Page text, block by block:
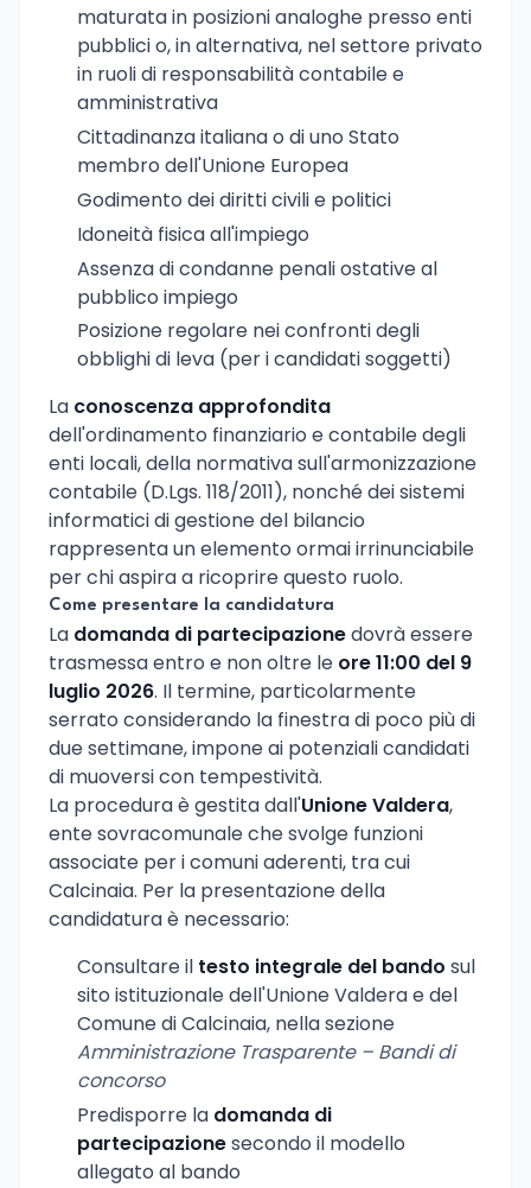
maturata in posizioni analoghe presso enti
pubblici o, in alternativa, nel settore privato
in ruoli di responsabilità contabile e
amministrativa
Cittadinanza italiana o di uno Stato
membro dell'Unione Europea
Godimento dei diritti civili e politici
Idoneità fisica all'impiego
Assenza di condanne penali ostative al
pubblico impiego
Posizione regolare nei confronti degli
obblighi di leva (per i candidati soggetti)
La conoscenza approfondita
dell'ordinamento finanziario e contabile degli
enti locali, della normativa sull'armonizzazione
contabile (D.Lgs. 118/2011), nonché dei sistemi
informatici di gestione del bilancio
rappresenta un elemento ormai irrinunciabile
per chi aspira a ricoprire questo ruolo.
Come presentare la candidatura
La domanda di partecipazionedovrà essere
trasmessa entro e non oltre le ore 11:00 del 9
luglio 2026. Il termine, particolarmente
serrato considerando la finestra di poco più di
due settimane, impone ai potenziali candidati
di muoversi con tempestività.
La procedura è gestita dall'Unione Valdera,
ente sovracomunale che svolge funzioni
associate per i comuni aderenti, tra cui
Calcinaia. Per la presentazione della
candidatura è necessario:
Consultare il testo integrale del bando sul
sito istituzionale dell'Unione Valdera e del
Comune di Calcinaia, nella sezione
Amministrazione Trasparente – Bandi di
concorso
Predisporre la domanda di
partecipazionesecondo il modello
allegato al bando